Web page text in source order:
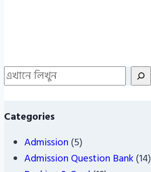
Search
Categories
Admission (5)
Admission Question Bank(14)